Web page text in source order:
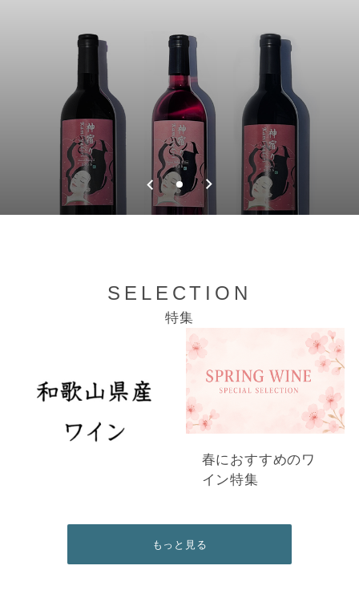
SELECTION
特集
春におすすめのワ
イン特集
もっと見る